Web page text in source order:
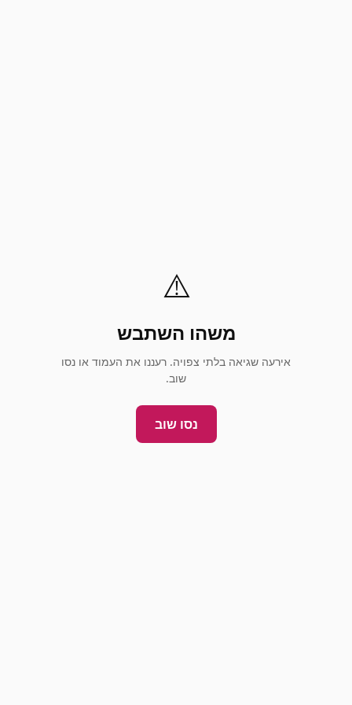
⚠️
משהו השתבש
אירעה שגיאה בלתי צפויה. רעננו את העמוד או נסו
שוב.
נסו שוב